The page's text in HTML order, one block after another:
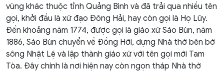
vùng khác thuộc tỉnh Quảng Bình và đã trải qua nhiều tên
gọi, khởi đầu là xứ đạo Ðông Hải, hay còn gọi là Họ Lũy.
Đến khoảng năm 1774, được gọi là giáo xứ Sáo Bùn, năm
1886, Sáo Bùn chuyển về Đồng Hới, dựng Nhà thờ bên bờ
sông Nhật Lệ và lập thành giáo xứ với tên gọi mới Tam
Tòa. Đây chính là nơi hiện nay còn ngọn tháp Nhà thờ